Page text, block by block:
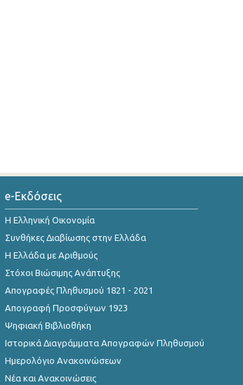
e-Εκδόσεις
Η Ελληνική Οικονομία
Συνθήκες Διαβίωσης στην Ελλάδα
Η Ελλάδα με Αριθμούς
Στόχοι Βιώσιμης Ανάπτυξης
Απογραφές Πληθυσμού 1821 - 2021
Απογραφή Προσφύγων 1923
Ψηφιακή Βιβλιοθήκη
Ιστορικά Διαγράμματα Απογραφών Πληθυσμού
Ημερολόγιο Ανακοινώσεων
Νέα και Ανακοινώσεις